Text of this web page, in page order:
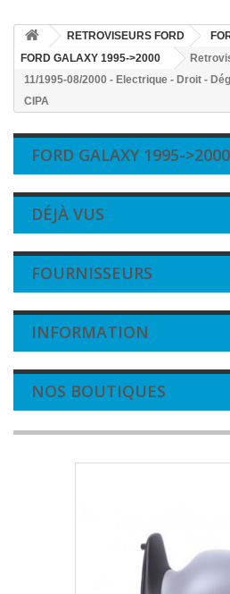
RETROVISEURS FORD
FORD GALAXY 1995->2000
11/1995-08/2000 - Electrique - Droit -
CIPA
FORD GALAXY 1995->2000
DÉJÀ VUS
FOURNISSEURS
INFORMATION
NOS BOUTIQUES